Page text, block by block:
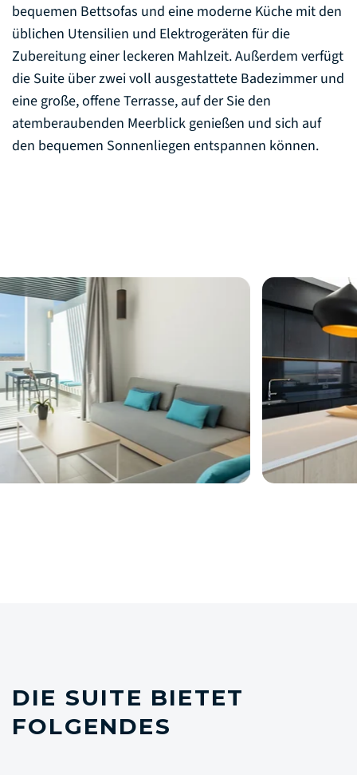
bequemen Bettsofas und eine moderne Küche mit den
üblichen Utensilien und Elektrogeräten für die
Zubereitung einer leckeren Mahlzeit. Außerdem verfügt
die Suite über zwei voll ausgestattete Badezimmer und
eine große, offene Terrasse, auf der Sie den
atemberaubenden Meerblick genießen und sich auf
den bequemen Sonnenliegen entspannen können.
DIE SUITE BIETET
FOLGENDES